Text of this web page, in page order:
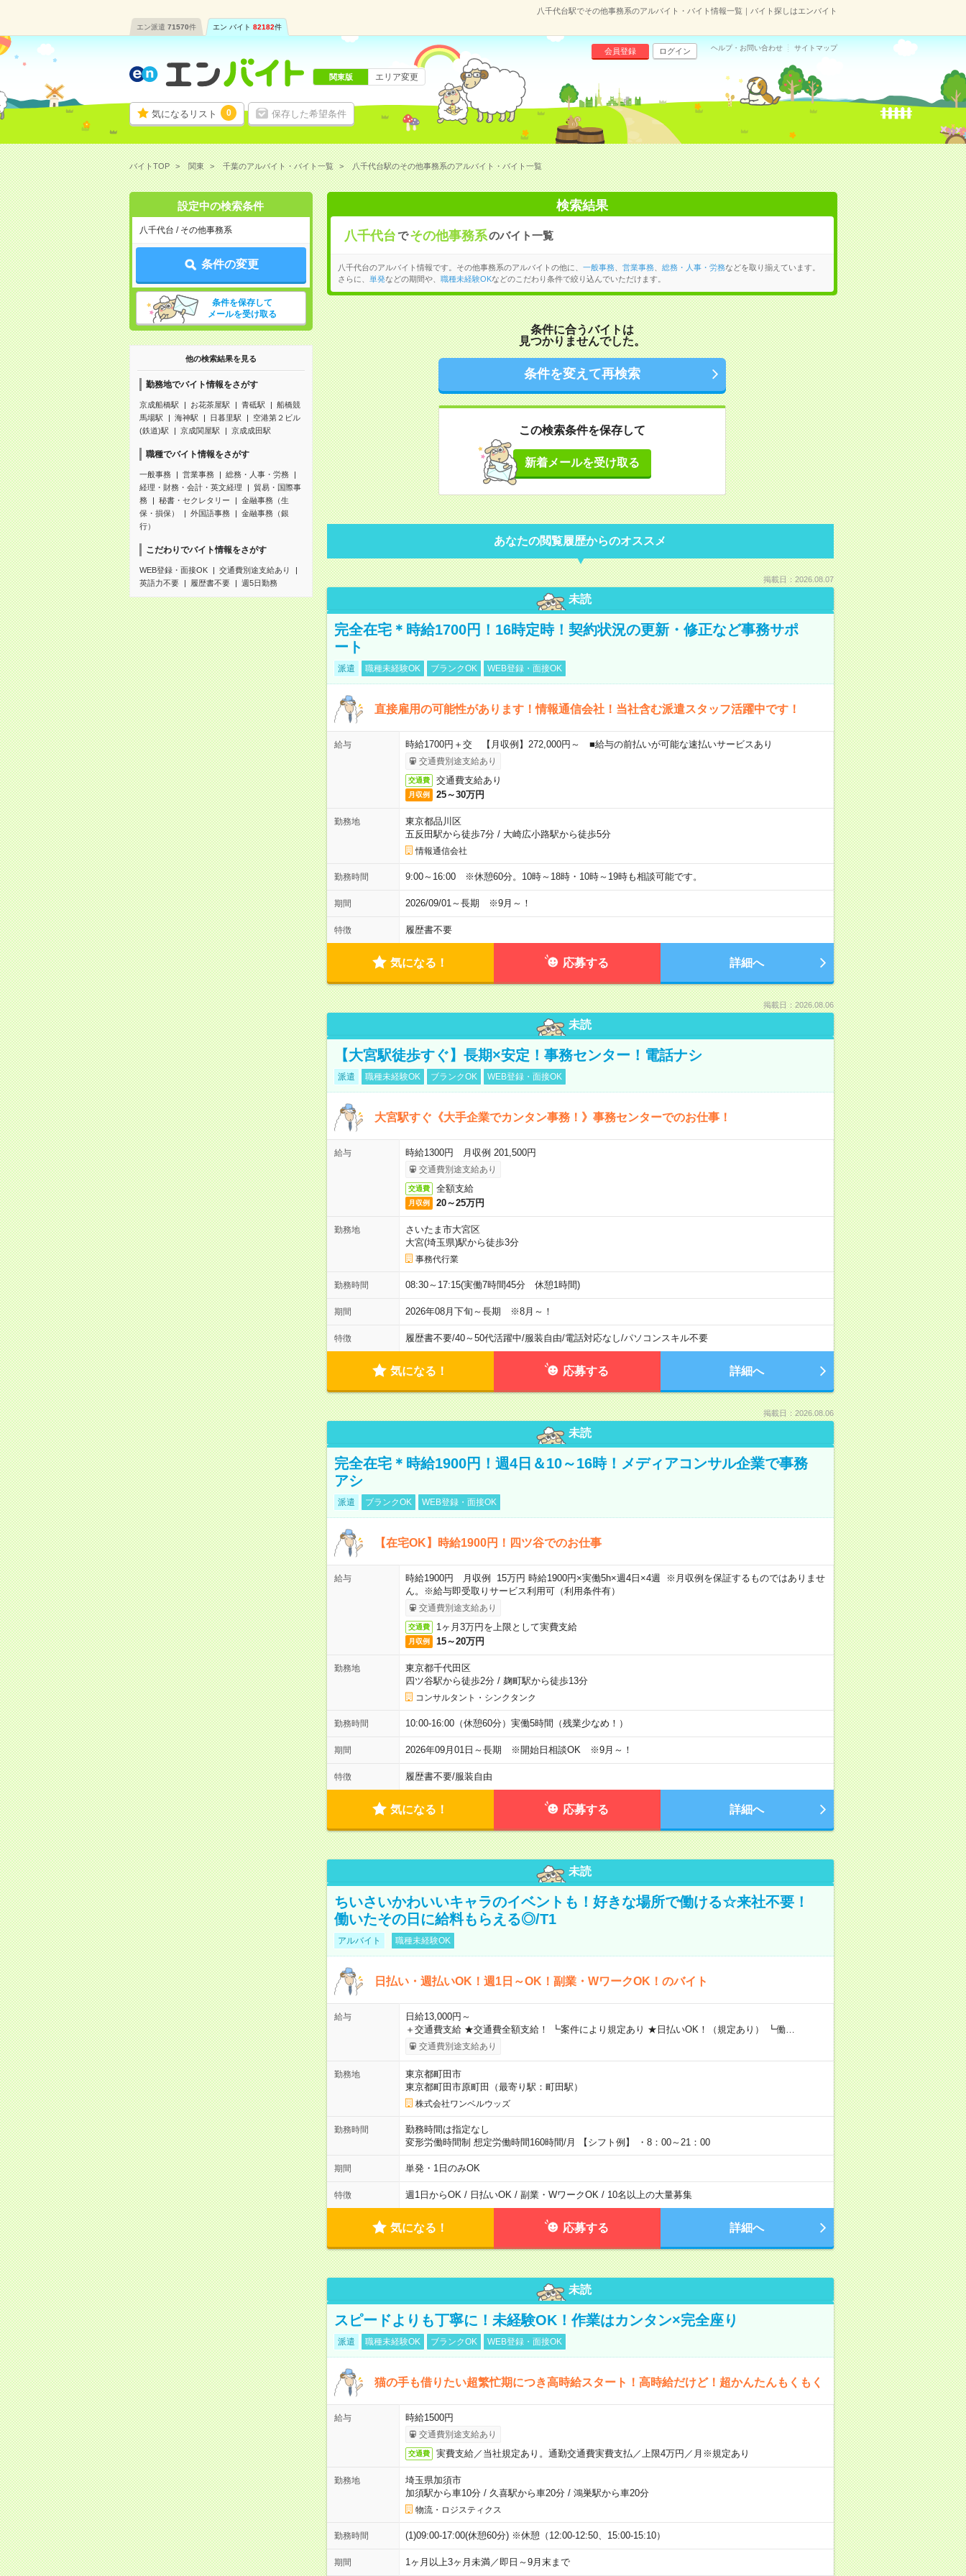
八千代台駅でその他事務系のアルバイト・バイト情報一覧｜バイト探しはエンバイト
エン派遣 71570件 エン バイト 82182件
気になるリスト 0 保存した希望条件
会員登録 ログイン ヘルプ・お問い合わせ サイトマップ
関東版 エリア変更
バイトTOP 関東 千葉のアルバイト・バイト一覧 八千代台駅のその他事務系のアルバイト・バイト一覧
設定中の検索条件
八千代台 / その他事務系
条件の変更
条件を保存して
メールを受け取る
他の検索結果を見る
勤務地でバイト情報をさがす
京成船橋駅 お花茶屋駅 青砥駅
船橋競
馬場駅
海神駅 日暮里駅
空港第２ビル
(鉄道)駅
京成関屋駅 京成成田駅
職種でバイト情報をさがす
一般事務 営業事務
総務・人事・労務
経理・財務・会計・英文経理
貿易・国際事
務
秘書・セクレタリー
金融事務（生
保・損保）
外国語事務
金融事務（銀
行）
こだわりでバイト情報をさがす
WEB登録・面接OK
交通費別途支給あり
英語力不要
履歴書不要 週5日勤務
検索結果
八千代台で その他事務系のバイト一覧
八千代台のアルバイト情報です。その他事務系のアルバイトの他に、 一般事務、 営業事務、 総務・人事・労務などを取り揃えています。
さらに、
単発などの期間や、 職種未経験OKなどのこだわり条件で絞り込んでいただけます。
条件に合うバイトは
見つかりませんでした。
条件を変えて再検索
この検索条件を保存して
新着メールを受け取る
あなたの閲覧履歴からのオススメ
掲載日：2026.08.07
未読
完全在宅＊時給1700円！16時定時！契約状況の更新・修正など事務サポ
ート
派遣 職種未経験OK ブランクOK WEB登録・面接OK
直接雇用の可能性があります！情報通信会社！当社含む派遣スタッフ活躍中です！
給与 時給1700円＋交 【月収例】272,000円～ ■給与の前払いが可能な速払いサービスあり
交通費別途支給あり
交通費 交通費支給あり
月収例 25～30万円
勤務地
東京都品川区
五反田駅から徒歩7分/ 大崎広小路駅から徒歩5分
情報通信会社
勤務時間 9:00～16:00 ※休憩60分。10時～18時・10時～19時も相談可能です。
期間 2026/09/01～長期 ※9月～！
特徴 履歴書不要
気になる！ 応募する 詳細へ
掲載日：2026.08.06
未読
【大宮駅徒歩すぐ】長期×安定！事務センター！電話ナシ
派遣 職種未経験OK ブランクOK WEB登録・面接OK
大宮駅すぐ《大手企業でカンタン事務！》事務センターでのお仕事！
給与 時給1300円 月収例 201,500円
交通費別途支給あり
交通費 全額支給
月収例 20～25万円
勤務地
さいたま市大宮区
大宮(埼玉県)駅から徒歩3分
事務代行業
勤務時間 08:30～17:15(実働7時間45分 休憩1時間)
期間 2026年08月下旬～長期 ※8月～！
特徴 履歴書不要/40～50代活躍中/服装自由/電話対応なし/パソコンスキル不要
気になる！ 応募する 詳細へ
掲載日：2026.08.06
未読
完全在宅＊時給1900円！週4日＆10～16時！メディアコンサル企業で事務
アシ
派遣 ブランクOK WEB登録・面接OK
【在宅OK】時給1900円！四ツ谷でのお仕事
給与
時給1900円 月収例 15万円 時給1900円×実働5h×週4日×4週 ※月収例を保証するものではありませ
ん。※給与即受取りサービス利用可（利用条件有）
交通費別途支給あり
交通費 1ヶ月3万円を上限として実費支給
月収例 15～20万円
勤務地
東京都千代田区
四ツ谷駅から徒歩2分/ 麹町駅から徒歩13分
コンサルタント・シンクタンク
勤務時間 10:00-16:00（休憩60分）実働5時間（残業少なめ！）
期間 2026年09月01日～長期 ※開始日相談OK ※9月～！
特徴 履歴書不要/服装自由
気になる！ 応募する 詳細へ
未読
ちいさいかわいいキャラのイベントも！好きな場所で働ける☆来社不要！
働いたその日に給料もらえる◎/T1
アルバイト 職種未経験OK
日払い・週払いOK！週1日～OK！副業・WワークOK！のバイト
給与
日給13,000円～
＋交通費支給 ★交通費全額支給！ ┗案件により規定あり ★日払いOK！（規定あり） ┗働…
交通費別途支給あり
勤務地
東京都町田市
東京都町田市原町田（最寄り駅：町田駅）
株式会社ワンベルウッズ
勤務時間
勤務時間は指定なし
変形労働時間制 想定労働時間160時間/月 【シフト例】 ・8：00～21：00
期間 単発・1日のみOK
特徴 週1日からOK / 日払いOK / 副業・WワークOK / 10名以上の大量募集
気になる！ 応募する 詳細へ
未読
スピードよりも丁寧に！未経験OK！作業はカンタン×完全座り
派遣 職種未経験OK ブランクOK WEB登録・面接OK
猫の手も借りたい超繁忙期につき高時給スタート！高時給だけど！超かんたんもくもく
給与 時給1500円
交通費別途支給あり
交通費 実費支給／当社規定あり。通勤交通費実費支払／上限4万円／月※規定あり
勤務地
埼玉県加須市
加須駅から車10分/ 久喜駅から車20分/ 鴻巣駅から車20分
物流・ロジスティクス
勤務時間 (1)09:00-17:00(休憩60分) ※休憩（12:00-12:50、15:00-15:10）
期間 1ヶ月以上3ヶ月未満／即日～9月末まで